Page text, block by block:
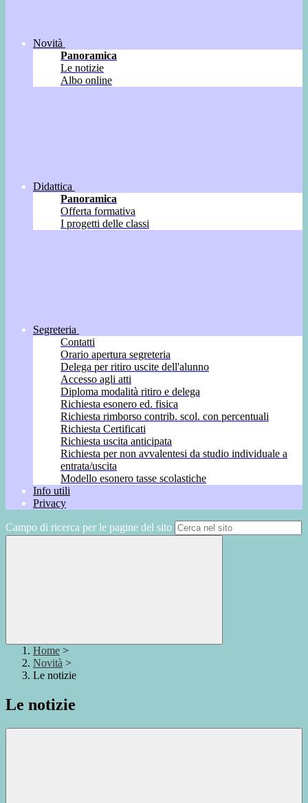
Novità
Panoramica
Le notizie
Albo online
Didattica
Panoramica
Offerta formativa
I progetti delle classi
Segreteria
Contatti
Orario apertura segreteria
Delega per ritiro uscite dell'alunno
Accesso agli atti
Diploma modalità ritiro e delega
Richiesta esonero ed. fisica
Richiesta rimborso contrib. scol. con percentuali
Richiesta Certificati
Richiesta uscita anticipata
Richiesta per non avvalentesi da studio individuale a
entrata/uscita
Modello esonero tasse scolastiche
Info utili
Privacy
Campo di ricerca per le pagine del sito
Home >
Novità >
Le notizie
Le notizie